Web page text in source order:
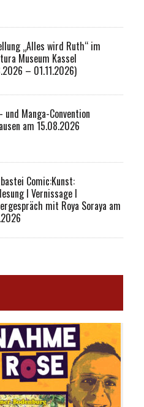
„Alles wird Ruth“ im
Museum Kassel
– 01.11.2026)
und Manga-Convention
am 15.08.2026
Comic:Kunst:
I Vernissage I
mit Roya Soraya am